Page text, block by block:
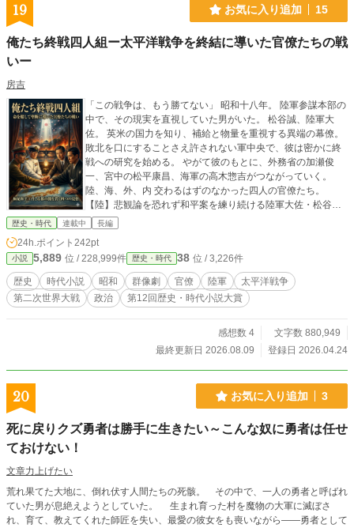
19 お気に入り追加 15
俺たち終戦四人組ー太平洋戦争を終結に導いた官僚たちの戦
いー
房吉
「この戦争は、もう勝てない」 昭和十八年。 陸軍参謀本部の
中で、その現実を直視していた男がいた。 松谷誠、陸軍大
佐。 英米の国力を知り、補給と物量を重視する異端の幕僚。
敗北を口にすることさえ許されない軍中央で、彼は密かに終
戦への研究を始める。 やがて彼のもとに、外務省の加瀬俊
一、宮中の松平康昌、海軍の高木惣吉がつながっていく。
陸、海、外、内 交わるはずのなかった四人の官僚たち。
【陸】悲観論を恐れず和平案を練り続ける陸軍大佐・松谷
誠。 【海】海軍大臣の特命で海軍を善導し、活路を探る海軍
相秘書官・加瀬俊一。 【内】天皇の御意向を汲み、宮中から
静かに策を巡らす内大臣秘書官長・松平康昌。 彼らの敵は、
連合国だけではない。 徹底抗戦を叫ぶ軍部。 和平派を監視す
る憲兵。 敗北を認められない国家の空気そのもの。 どう勝つ
かではない。 どう終わらせ、日本を残すか。 【作品につい
に構成しています。なお、なるべく忠実をベースとしてます
が、演出上、筆者の創作箇所や小説用に再構成している箇所
四人組の一人である高木惣吉氏のご遺族の方に長時間の取材
と貴重な史料のご提供を頂きました。ご協力に心より感謝申
歴史・時代 連載中 長編
24h.ポイント 242pt
小説 5,889 位 / 228,999件 歴史・時代 38 位 / 3,226件
歴史 時代小説 昭和 群像劇 官僚 陸軍
太平洋戦争
第二次世界大戦
政治 第12回歴史・時代小説大賞
感想数 4
文字数 880,949
最終更新日 2026.08.09
登録日 2026.04.24
20 お気に入り追加 3
死に戻りクズ勇者は勝手に生きたい～こんな奴に勇者は任せ
ておけない！
文章力上げたい
荒れ果てた大地に、倒れ伏す人間たちの死骸。 その中で、一人の勇者と呼ばれ
ていた男が息絶えようとしていた。 生まれ育った村を魔物の大軍に滅ぼさ
れ、育て、教えてくれた師匠を失い、最愛の彼女をも喪いながら——勇者として